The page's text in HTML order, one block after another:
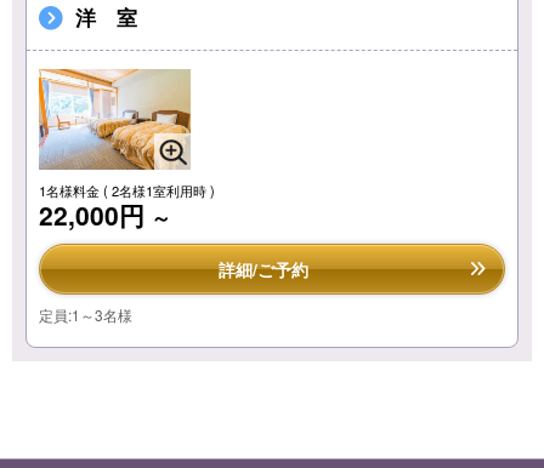
洋 室
1名様料金( 2名様1室利用時 )
22,000円 ～
詳細/ご予約
定員:1～3名様